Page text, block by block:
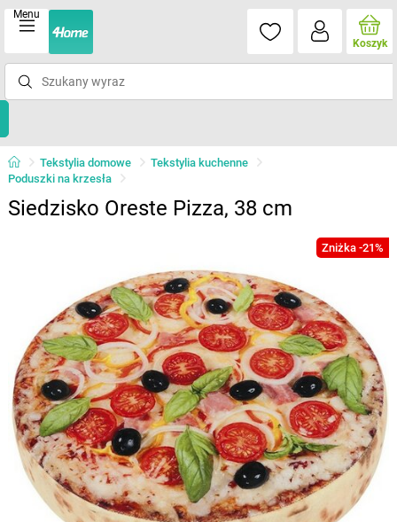
Menu
Koszyk
Tekstylia domowe
Tekstylia kuchenne
Poduszki na krzesła
Siedzisko Oreste Pizza, 38 cm
Zniżka -21%